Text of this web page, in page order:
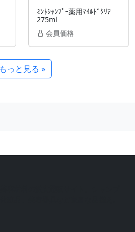
ﾐﾝﾄｼｬﾝﾌﾟｰ薬用ﾏｲﾙﾄﾞｸﾘｱ
275ml
会員価格
もっと見る »